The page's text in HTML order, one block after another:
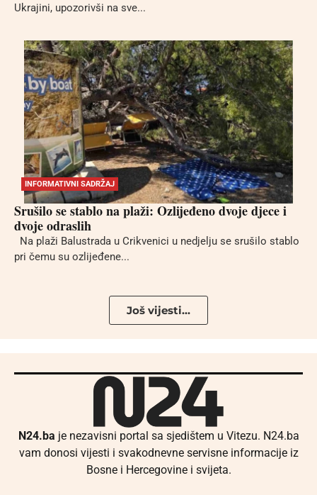
Ukrajini, upozorivši na sve...
INFORMATIVNI SADRŽAJ
Srušilo se stablo na plaži: Ozlijeđeno dvoje djece i
dvoje odraslih
Na plaži Balustrada u Crikvenici u nedjelju se srušilo stablo
pri čemu su ozlijeđene...
Još vijesti...
N24.ba je nezavisni portal sa sjedištem u Vitezu. N24.ba
vam donosi vijesti i svakodnevne servisne informacije iz
Bosne i Hercegovine i svijeta.